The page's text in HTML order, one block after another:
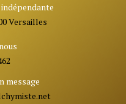
Versailles
message